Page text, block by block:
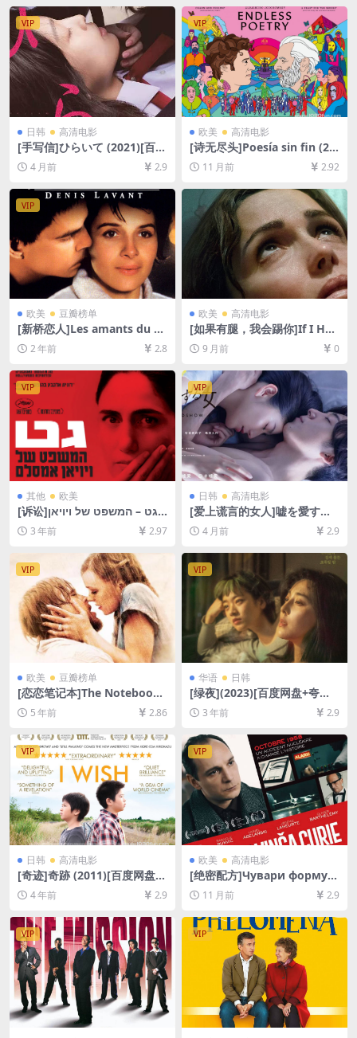
幕]
[中英字幕]
VIP
日韩 高清电影
[手写信]ひらいて (2021)[百度
网盘+夸克网盘1080P超清未
删减资源][网盘在线播放/下
4 月前 2.9
VIP
欧美 高清电影
[诗无尽头]Poesía sin fin (20
16)[百度网盘+夸克网盘+迅雷
云盘资源1080P超清未删减]
11 月前 2.92
VIP
欧美 豆瓣榜单
[新桥恋人]Les amants du P
ont-Neuf (1991)[百度网盘
+夸克网盘1080P超清未删减
资源][网盘在线播放/下载][MP
4/8GB][中文字幕]
2 年前 2.8
欧美 高清电影
[如果有腿，我会踢你]If I Had
Legs I’d Kick You (2025)[百
度网盘+夸克网盘1080P超清
未删减资源][网盘在线播放/下
载][MP4/8GB][中英字幕]
9 月前 0
VIP
其他 欧美
[诉讼]גט – המשפט של ויויאן
אמסאלם (2014)[百度网盘+夸
克网盘1080P超清未删减资源]
[网盘在线播放/下载][MP4/4.
2GB][中文字幕]
3 年前 2.97
VIP
日韩 高清电影
[爱上谎言的女人]嘘を愛する
女 (2018)[百度网盘+夸克网盘
1080P超清未删减资源][网盘
在线播放/下载][MP4/7.7GB]
[中文字幕]
4 月前 2.9
VIP
欧美 豆瓣榜单
[恋恋笔记本]The Notebook
(2004)[百度网盘+迅雷云盘资
源1080P超清][MP4/8.0GB]
[中英字幕]
5 年前 2.86
VIP
华语 日韩
[绿夜](2023)[百度网盘+夸克
网盘1080P超清未删减资源]
[网盘在线播放/下载][MP4/4G
B][中文字幕]
3 年前 2.9
VIP
日韩 高清电影
[奇迹]奇跡 (2011)[百度网盘
+迅雷云盘资源1080P超清未
删减][MP4/7.3GB][日语中字]
4 年前 2.9
VIP
欧美 高清电影
[绝密配方]Чувари формул
е (2023)[百度网盘+夸克网盘1
080P超清未删减资源][网盘在
线播放/下载][MP4/6.8GB][中
英字幕]
11 月前 2.9
VIP VIP